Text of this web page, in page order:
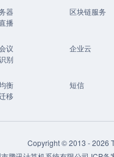
器 区块链服务
播
议 企业云
别
衡 短信
移
Copyright © 2013 -2026